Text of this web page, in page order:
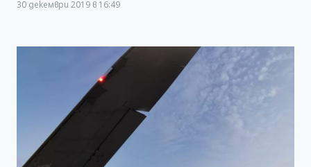
30 декември 2019 в 16:49